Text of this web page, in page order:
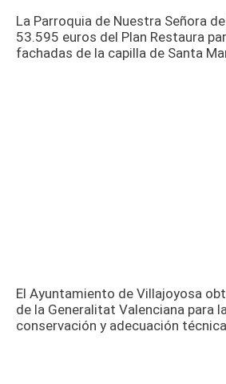
La Parroquia de Nuestra Señora
53.595 euros del Plan Restaura
fachadas de la capilla de Santa
El Ayuntamiento de Villajoyosa
de la Generalitat Valenciana para
conservación y adecuación